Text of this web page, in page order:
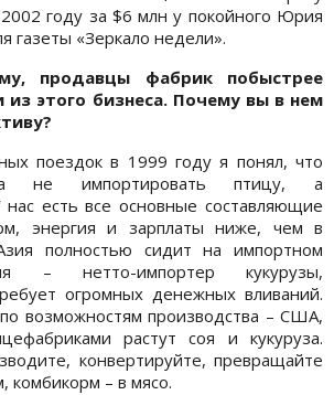
году за $6 млн у покойного Юрия
газеты «Зеркало недели».
продавцы фабрик побыстрее
из этого бизнеса. Почему вы в нем
поездок в 1999 году я понял, что
не импортировать птицу, а
нас есть все основные составляющие
энергия и зарплаты ниже, чем в
полностью сидит на импортном
– нетто-импортер кукурузы,
огромных денежных вливаний.
возможностям производства – США,
растут соя и кукуруза.
конвертируйте, превращайте
комбикорм – в мясо.